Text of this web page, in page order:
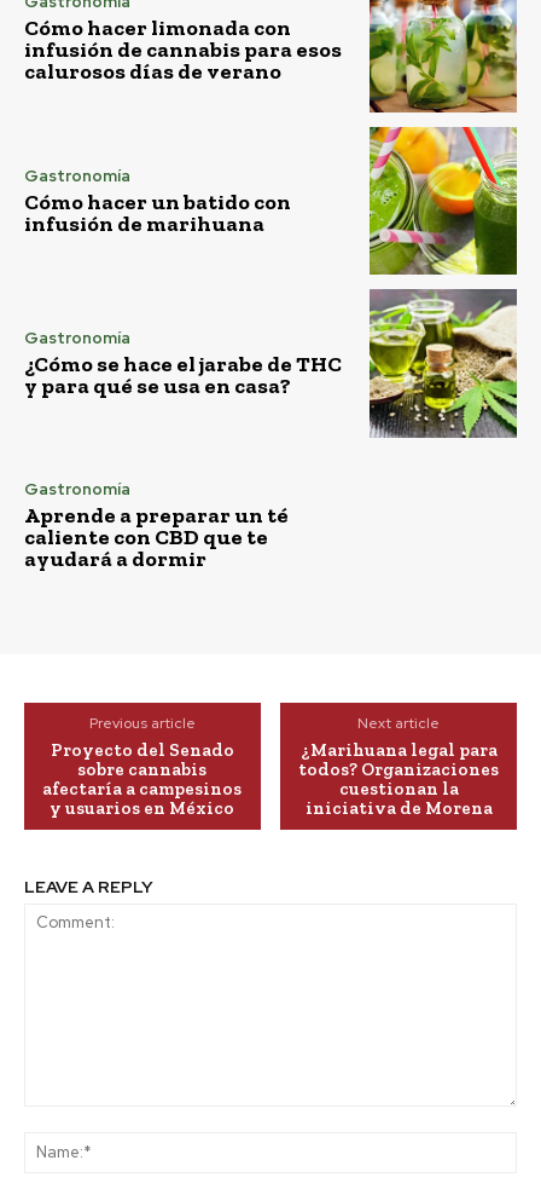
Cómo hacer limonada con
infusión de cannabis para esos
calurosos días de verano
Gastronomía
Cómo hacer un batido con
infusión de marihuana
Gastronomía
¿Cómo se hace el jarabe de THC
y para qué se usa en casa?
Gastronomía
Aprende a preparar un té
caliente con CBD que te
ayudará a dormir
Previous article
Proyecto del Senado
sobre cannabis
afectaría a campesinos
y usuarios en México
Next article
¿Marihuana legal para
todos? Organizaciones
cuestionan la
iniciativa de Morena
LEAVE A REPLY